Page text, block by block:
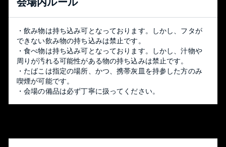
・ Miiファイターの顔はゲストMiiから選択してください。
【 Version 】
大会当日に開放されている最新Versionでの試合となりま
す。
【試合前】
・飲み物は持ち込み可となっております。しかし、フタが
できない飲み物の持ち込みは禁止です。
・食べ物は持ち込み可となっております。しかし、汁物や
周りが汚れる可能性がある物の持ち込みは禁止です。
・たばこは指定の場所、かつ、携帯灰皿を持参した方のみ
喫煙が可能です。
・会場の備品は必ず丁寧に扱ってください。